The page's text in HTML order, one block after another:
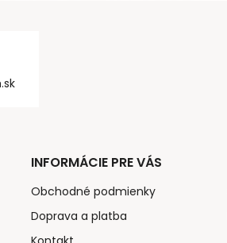
INFORMÁCIE PRE VÁS
Obchodné podmienky
Doprava a platba